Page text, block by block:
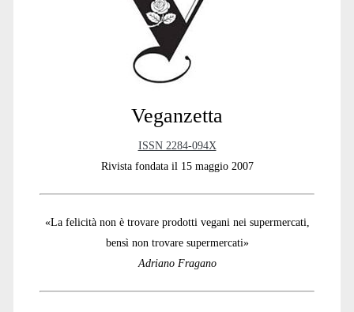
Veganzetta
ISSN 2284-094X
Rivista fondata il 15 maggio 2007
«La felicità non è trovare prodotti vegani nei supermercati,
bensì non trovare supermercati»
Adriano Fragano